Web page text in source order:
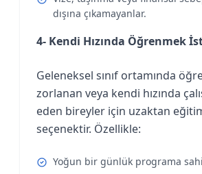
dışına çıkamayanlar.
4- Kendi Hızında Öğrenmek
Geleneksel sınıf ortamında
zorlanan veya kendi hızında
eden bireyler için uzaktan
seçenektir. Özellikle:
Yoğun bir günlük programa